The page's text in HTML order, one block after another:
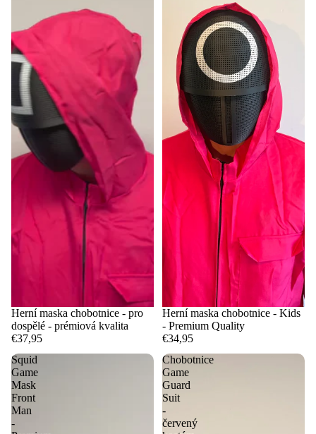
Herní maska chobotnice - pro
dospělé - prémiová kvalita
€37,95
Herní maska chobotnice - Kids
- Premium Quality
€34,95
Squid
Game
Mask
Front
Man
-
Chobotnice
Game
Guard
Suit
-
červený